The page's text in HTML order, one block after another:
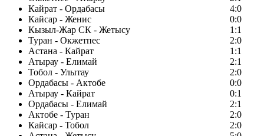
Кайрат - Ордабасы
4:0
Кайсар - Женис
0:0
Кызыл-Жар СК - Жетысу
1:1
Туран - Окжетпес
2:0
Астана - Кайрат
1:1
Атырау - Елимай
2:1
Тобол - Улытау
2:0
Ордабасы - Актобе
0:0
Атырау - Кайрат
0:1
Ордабасы - Елимай
2:1
Актобе - Туран
2:0
Кайсар - Тобол
2:0